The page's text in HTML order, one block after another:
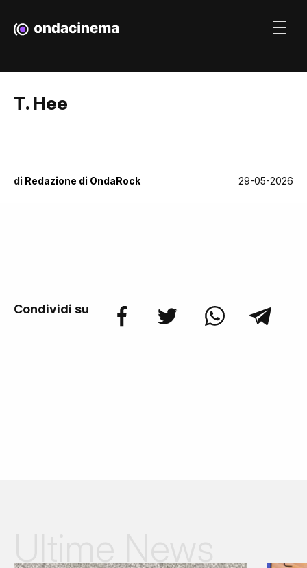
T. Hee
di Redazione di OndaRock 29-05-2026
Condividi su